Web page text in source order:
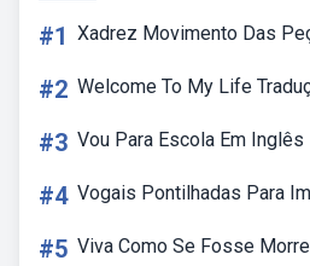
#1 Xadrez Movimento Das
#2 Welcome To My Life
#3 Vou Para Escola Em Inglês
#4 Vogais Pontilhadas Para
#5 Viva Como Se Fosse